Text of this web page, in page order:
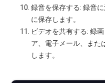
録音を保存する: 録音
に保存します。
ビデオを共有する: 録
ア、電子メール、また
します。